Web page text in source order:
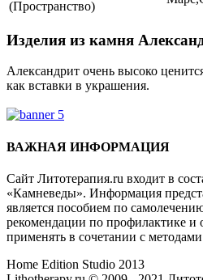
(Пространство)
Изделия из камня
Александрит очень высоко
как вставки в украшения.
ВАЖНАЯ ИНФОРМАЦИЯ
Сайт Литотерапия.ru входит в
«Камневеды». Информация
является пособием по
рекомендации по профилактике и
применять в сочетании с
Home Edition Studio 2013